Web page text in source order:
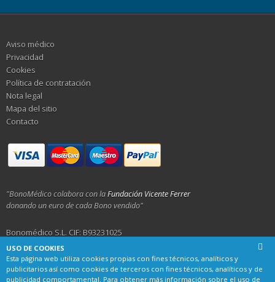
Aviso médico
Privacidad
Cookies
Política de contratación
Nota legal
Mapa del sitio
Contacto
"BonoMédico colabora con laFundación Vicente Ferrer
donando un euro de cada Bono vendido"
Bonomédico S.L. CIF: B93231025
Calle Alemania 23, 29001 Málaga
USO DE COOKIES
Esta página web utiliza cookies propias con fines técnicos, analíticos y
publicitarios así como cookies de terceros con fines técnicos, analíticos y de
publicidad comportamental. Para obtener más información sobre el uso de